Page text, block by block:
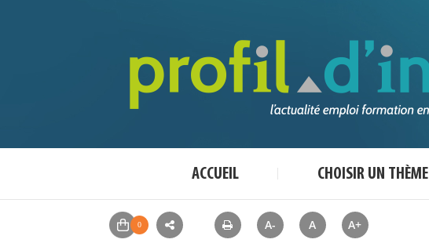
ACCUEIL CHOISIR UN THÈME
A- A A+